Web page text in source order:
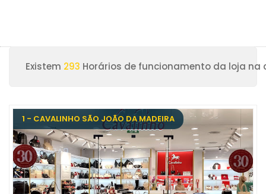
Existem 293 Horários de funcionamento da loja na
1 - CAVALINHO SÃO JOÃO DA MADEIRA